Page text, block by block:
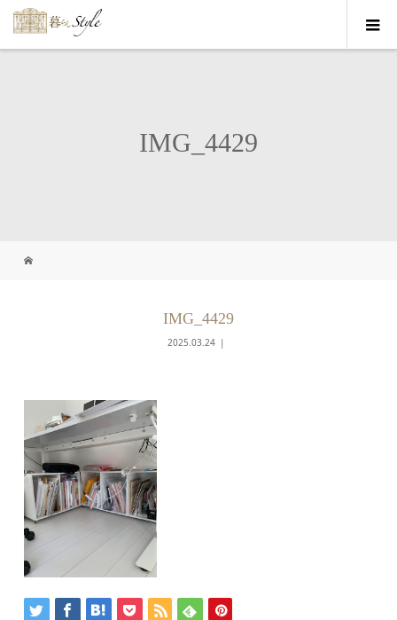
IMG_4429
IMG_4429
2025.03.24